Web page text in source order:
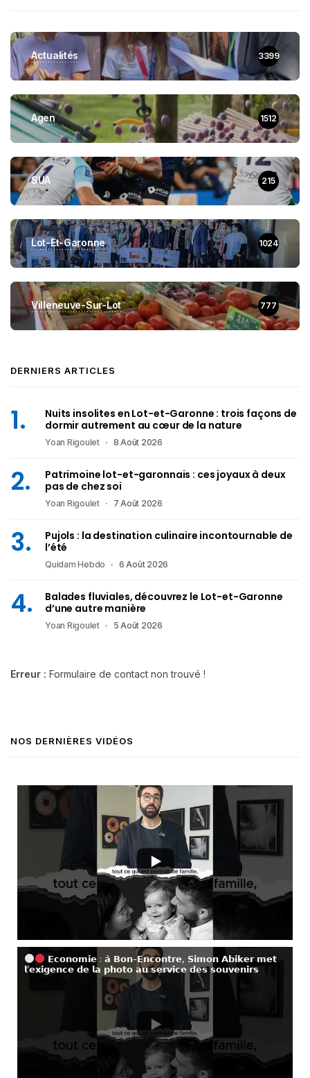
Actualités 3399
Agen 1512
SUA 215
Lot-Et-Garonne 1024
Villeneuve-Sur-Lot 777
DERNIERS ARTICLES
Nuits insolites en Lot-et-Garonne : trois façons de
dormir autrement au cœur de la nature
Yoan Rigoulet 8 Août 2026
Patrimoine lot-et-garonnais : ces joyaux à deux
pas de chez soi
Yoan Rigoulet 7 Août 2026
Pujols : la destination culinaire incontournable de
l’été
Quidam Hebdo 6 Août 2026
Balades fluviales, découvrez le Lot-et-Garonne
d’une autre manière
Yoan Rigoulet 5 Août 2026
Erreur : Formulaire de contact non trouvé !
NOS DERNIÈRES VIDÉOS
𝗘𝗰𝗼𝗻𝗼𝗺𝗶𝗲 : 𝗮̀ 𝗕𝗼𝗻-𝗘𝗻𝗰𝗼𝗻𝘁𝗿𝗲, 𝗦𝗶𝗺𝗼𝗻 𝗔𝗯𝗶𝗸𝗲𝗿 𝗺𝗲𝘁
𝗹’𝗲𝘅𝗶𝗴𝗲𝗻𝗰𝗲 𝗱𝗲 𝗹𝗮 𝗽𝗵𝗼𝘁𝗼 𝗮𝘂 𝘀𝗲𝗿𝘃𝗶𝗰𝗲 𝗱𝗲𝘀 𝘀𝗼𝘂𝘃𝗲𝗻𝗶𝗿𝘀